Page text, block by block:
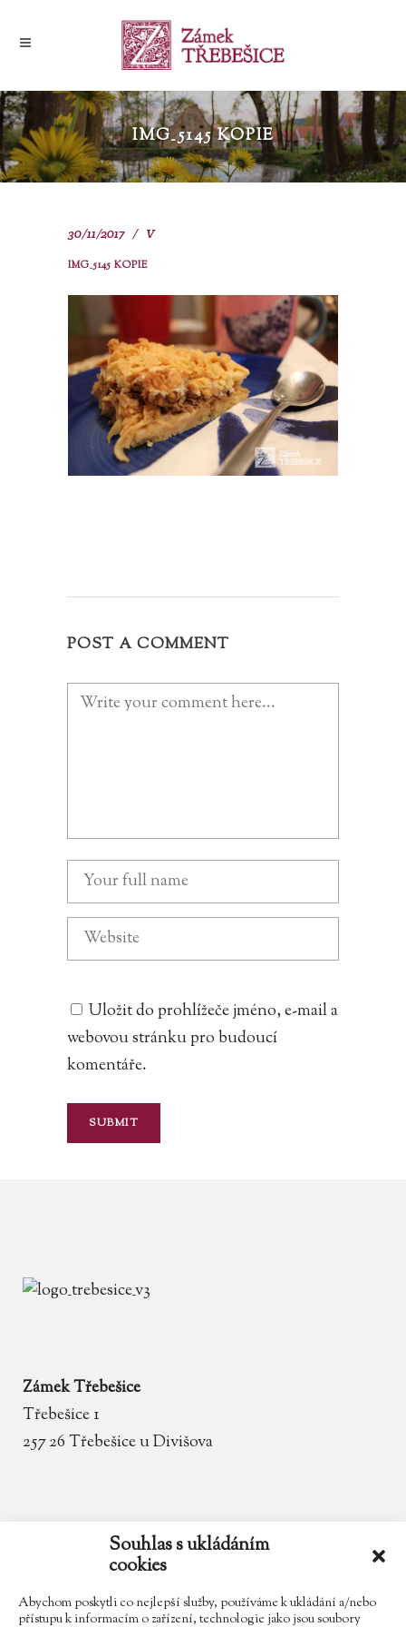
Souhlas s ukládáním
cookies
Abychom poskytli co nejlepší služby, používáme k ukládání a/nebo
přístupu k informacím o zařízení, technologie jako jsou soubory
IMG_5145 KOPIE
30/11/2017 V
IMG_5145 KOPIE
POST A COMMENT
Uložit do prohlížeče jméno, e-mail a
webovou stránku pro budoucí
komentáře.
Zámek Třebešice
Třebešice 1
257 26 Třebešice u Divišova
zamek.trebesice@volny.cz
602 354 467